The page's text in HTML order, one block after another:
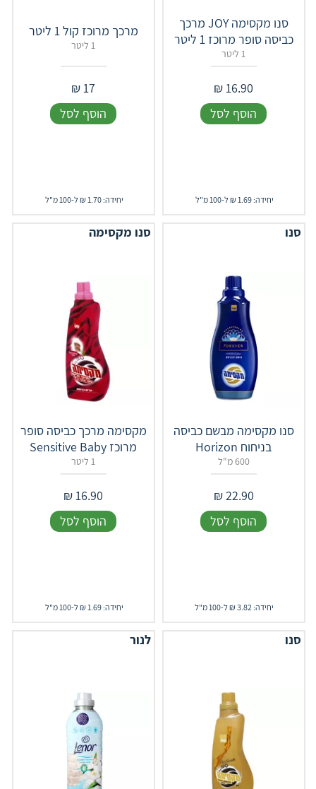
סנו מקסימה JOY מרכך
כביסה סופר מרוכז 1 ליטר
1 ליטר
16.90
₪
הוסף לסל
יחידה: 1.69 ₪ ל-100 מ"ל
מרכך מרוכז קול 1 ליטר
1 ליטר
17
₪
הוסף לסל
יחידה: 1.70 ₪ ל-100 מ"ל
סנו
סנו מקסימה מבשם כביסה
בניחוח Horizon
600 מ"ל
22.90
₪
הוסף לסל
יחידה: 3.82 ₪ ל-100 מ"ל
סנו מקסימה
מקסימה מרכך כביסה סופר
מרוכז Sensitive Baby
1 ליטר
16.90
₪
הוסף לסל
יחידה: 1.69 ₪ ל-100 מ"ל
סנו לנור